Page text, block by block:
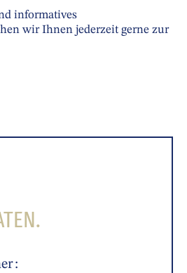
informatives
wir Ihnen jederzeit gerne zur